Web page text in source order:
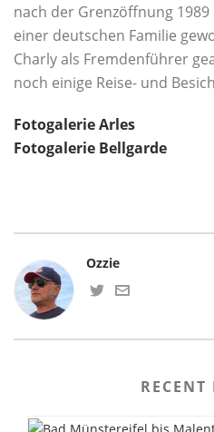
nach der Grenzöffnung
einer deutschen Familie
Charly als Fremdenführer
noch einige Reise- und
Fotogalerie Arles
Fotogalerie Bellgarde
Ozzie
RECENT